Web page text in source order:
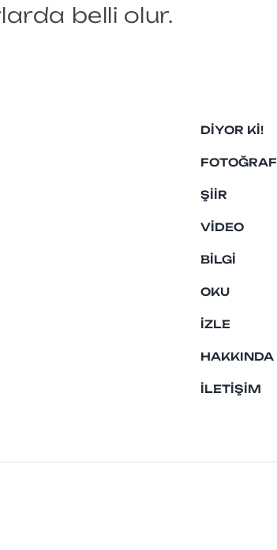
belli olur.
DIYOR KI!
FOTOĞRAF
ŞIIR
VIDEO
BILGI
OKU
İZLE
HAKKINDA
İLETIŞIM